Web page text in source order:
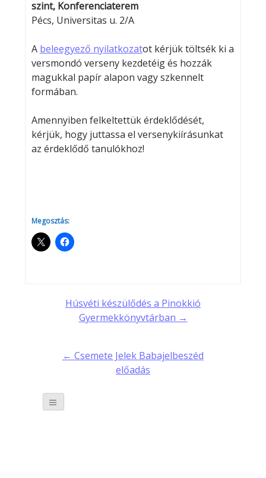
szint, Konferenciaterem
Pécs, Universitas u. 2/A
A beleegyező nyilatkozatot kérjük töltsék ki a
versmondó verseny kezdetéig és hozzák
magukkal papír alapon vagy szkennelt
formában.
Amennyiben felkeltettük érdeklődését,
kérjük, hogy juttassa el versenykiírásunkat
az érdeklődő tanulókhoz!
Megosztás:
PostHúsvéti készülődés a Pinokkió
Gyermekkönyvtárban →
← Csemete Jelek Babajelbeszéd
előadás